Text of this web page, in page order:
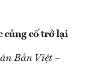
củng cố trở lại
Bản Việt –